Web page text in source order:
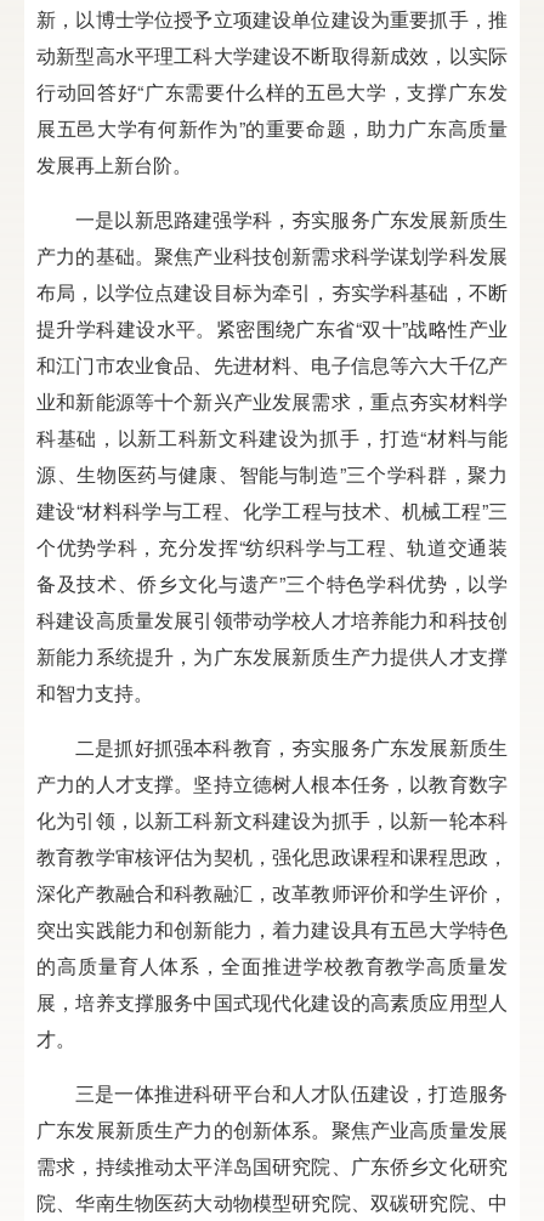
新，以博士学位授予立项建设单位建设为重要抓手，推
动新型高水平理工科大学建设不断取得新成效，以实际
行动回答好“广东需要什么样的五邑大学，支撑广东发
展五邑大学有何新作为”的重要命题，助力广东高质量
发展再上新台阶。
一是以新思路建强学科，夯实服务广东发展新质生
产力的基础。聚焦产业科技创新需求科学谋划学科发展
布局，以学位点建设目标为牵引，夯实学科基础，不断
提升学科建设水平。紧密围绕广东省“双十”战略性产业
和江门市农业食品、先进材料、电子信息等六大千亿产
业和新能源等十个新兴产业发展需求，重点夯实材料学
科基础，以新工科新文科建设为抓手，打造“材料与能
源、生物医药与健康、智能与制造”三个学科群，聚力
建设“材料科学与工程、化学工程与技术、机械工程”三
个优势学科，充分发挥“纺织科学与工程、轨道交通装
备及技术、侨乡文化与遗产”三个特色学科优势，以学
科建设高质量发展引领带动学校人才培养能力和科技创
新能力系统提升，为广东发展新质生产力提供人才支撑
和智力支持。
二是抓好抓强本科教育，夯实服务广东发展新质生
产力的人才支撑。坚持立德树人根本任务，以教育数字
化为引领，以新工科新文科建设为抓手，以新一轮本科
教育教学审核评估为契机，强化思政课程和课程思政，
深化产教融合和科教融汇，改革教师评价和学生评价，
突出实践能力和创新能力，着力建设具有五邑大学特色
的高质量育人体系，全面推进学校教育教学高质量发
展，培养支撑服务中国式现代化建设的高素质应用型人
才。
三是一体推进科研平台和人才队伍建设，打造服务
广东发展新质生产力的创新体系。聚焦产业高质量发展
需求，持续推动太平洋岛国研究院、广东侨乡文化研究
院、华南生物医药大动物模型研究院、双碳研究院、中